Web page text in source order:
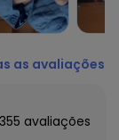
em
N/D*
N/D*
as avaliações
355 avaliações